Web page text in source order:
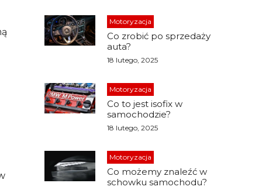
Motoryzacja
Co zrobić po sprzedaży
auta?
18 lutego, 2025
Motoryzacja
Co to jest isofix w
samochodzie?
18 lutego, 2025
Motoryzacja
Co możemy znaleźć w
schowku samochodu?